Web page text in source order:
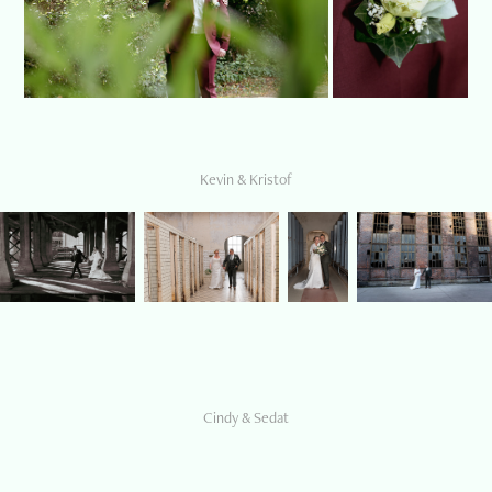
Kevin & Kristof
Cindy & Sedat